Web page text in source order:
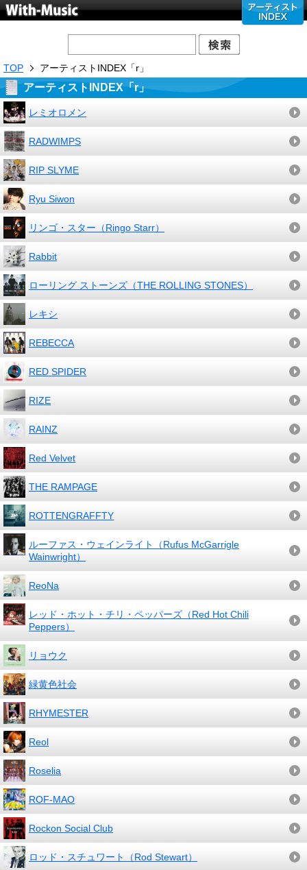
TOP アーティストINDEX「r」
アーティストINDEX「r」
レミオロメン
RADWIMPS
RIP SLYME
Ryu Siwon
リンゴ・スター（Ringo Starr）
Rabbit
ローリング ストーンズ（THE ROLLING STONES）
レキシ
REBECCA
RED SPIDER
RIZE
RAINZ
Red Velvet
THE RAMPAGE
ROTTENGRAFFTY
ルーファス・ウェインライト（Rufus McGarrigle
Wainwright）
ReoNa
レッド・ホット・チリ・ペッパーズ（Red Hot Chili
Peppers）
リョウク
緑黄色社会
RHYMESTER
Reol
Roselia
ROF-MAO
Rockon Social Club
ロッド・スチュワート（Rod Stewart）